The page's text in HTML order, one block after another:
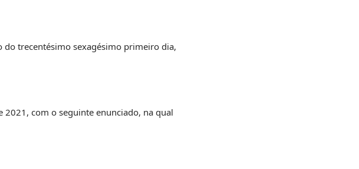
do trecentésimo sexagésimo primeiro dia,
2021, com o seguinte enunciado, na qual